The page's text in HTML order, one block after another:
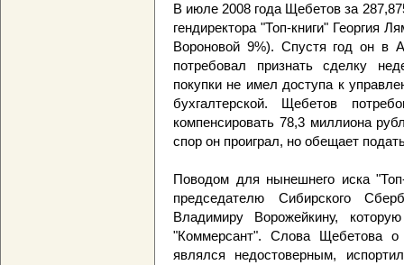
В июле 2008 года Щебетов за
гендиректора "Топ-книги" Георгия
Вороновой 9%). Спустя год он в
потребовал признать сделку
покупки не имел доступа к
бухгалтерской. Щебетов
компенсировать 78,3 миллиона
спор он проиграл, но обещает
Поводом для нынешнего иска
председателю Сибирского
Владимиру Ворожейкину,
"Коммерсант". Слова Щебетова о
являлся недостоверным,